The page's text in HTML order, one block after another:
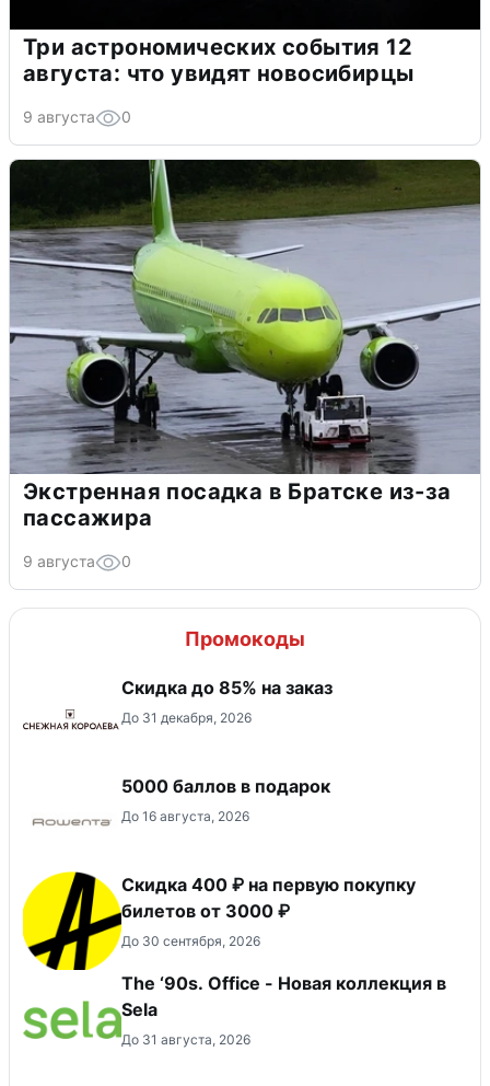
Три астрономических события 12
августа: что увидят новосибирцы
9 августа 0
Экстренная посадка в Братске из-за
пассажира
9 августа 0
Промокоды
Скидка до 85% на заказ
До 31 декабря, 2026
5000 баллов в подарок
До 16 августа, 2026
Скидка 400 ₽ на первую покупку
билетов от 3000 ₽
До 30 сентября, 2026
The ‘90s. Office - Новая коллекция в
Sela
До 31 августа, 2026